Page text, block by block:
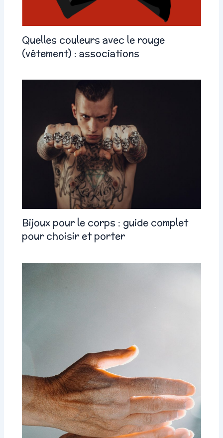
Quelles couleurs avec le rouge
(vêtement) : associations
Bijoux pour le corps : guide complet
pour choisir et porter